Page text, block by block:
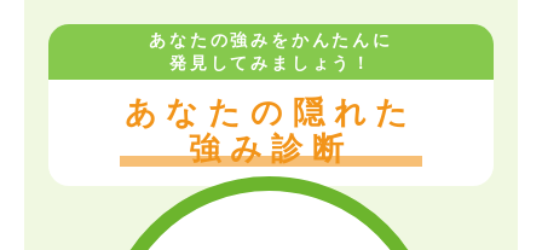
あなたの強みをかんたんに
発見してみましょう！
あなたの隠れた
強み診断